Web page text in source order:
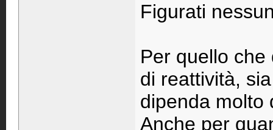
Figurati
Per quello
di reattività,
dipenda molto
Anche per